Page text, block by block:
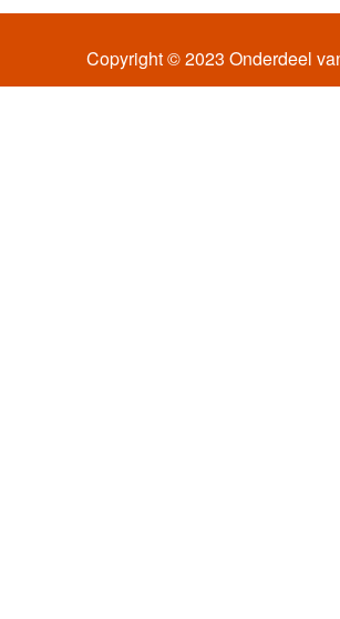
Copyright © 2023 Onderdeel